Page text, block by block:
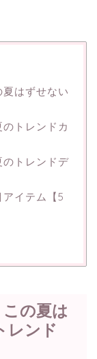
夏はずせない
トレンドカ
トレンドデ
イテム【5
この夏は
レンド